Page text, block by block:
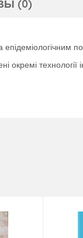
(0)
окремі